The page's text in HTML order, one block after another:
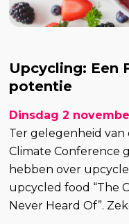
Upcycling: Een
potentie
Dinsdag 2
Ter gelegenheid van
Climate Conference
hebben over
upcycled food “The
Never Heard Of”.